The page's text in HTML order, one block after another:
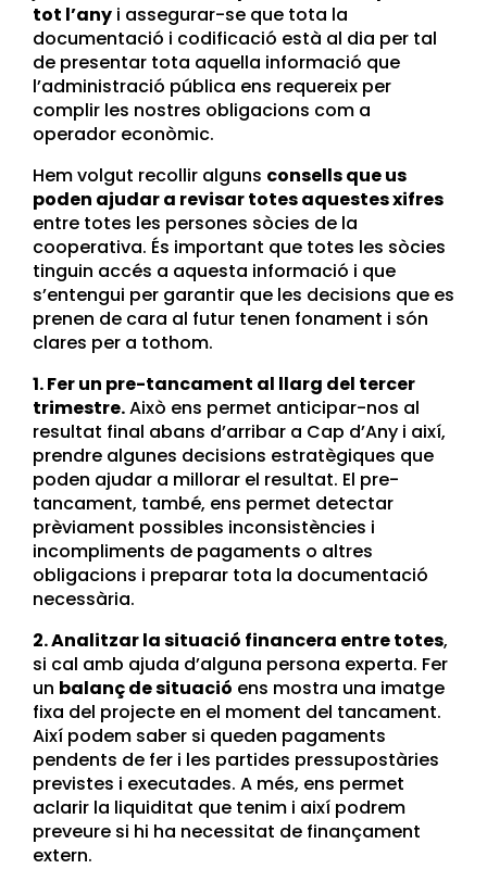
tot l’any i assegurar-se que tota la
documentació i codificació està al dia per tal
de presentar tota aquella informació que
l’administració pública ens requereix per
complir les nostres obligacions com a
operador econòmic.
Hem volgut recollir alguns consells que us
poden ajudar a revisar totes aquestes xifres
entre totes les persones sòcies de la
cooperativa. És important que totes les sòcies
tinguin accés a aquesta informació i que
s’entengui per garantir que les decisions que es
prenen de cara al futur tenen fonament i són
clares per a tothom.
1. Fer un pre-tancament al llarg del tercer
trimestre.Això ens permet anticipar-nos al
resultat final abans d’arribar a Cap d’Any i així,
prendre algunes decisions estratègiques que
poden ajudar a millorar el resultat. El pre-
tancament, també, ens permet detectar
prèviament possibles inconsistències i
incompliments de pagaments o altres
obligacions i preparar tota la documentació
necessària.
2. Analitzar la situació financera entre totes,
si cal amb ajuda d’alguna persona experta. Fer
un balanç de situació ens mostra una imatge
fixa del projecte en el moment del tancament.
Així podem saber si queden pagaments
pendents de fer i les partides pressupostàries
previstes i executades. A més, ens permet
aclarir la liquiditat que tenim i així podrem
preveure si hi ha necessitat de finançament
extern.